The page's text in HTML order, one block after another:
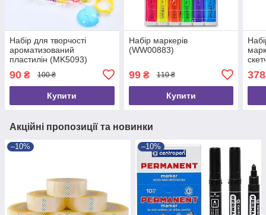
Набір для творчості
ароматизований
пластилін (MK5093)
90 ₴ 100 ₴
Купити
Набір маркерів
(WW00883)
99₴ 110 ₴
Купити
378
Акційні пропозиції та новинки
–10% –10%